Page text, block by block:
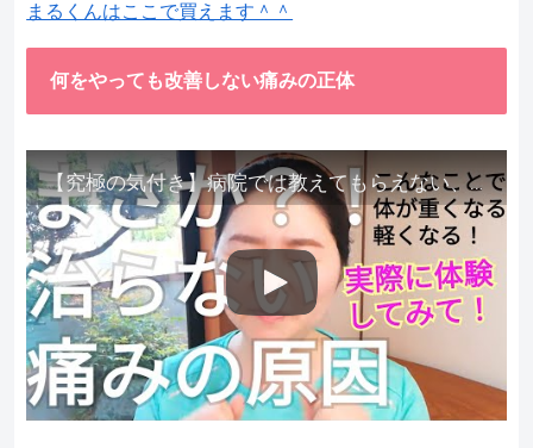
まるくんはここで買えます＾＾
何をやっても改善しない痛みの正体
【究極の気付き】病院では教えてもらえない、その長年悩んできた痛み、症状、どうして治らないのか？痛みの正体、実際に今すぐ試して知ってほしい。